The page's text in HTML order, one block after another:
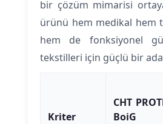
bir çözüm mimarisi
ürünü hem medikal hem
hem de fonksiyonel
tekstilleri için güçlü bir
Kriter
CHT
BoiG